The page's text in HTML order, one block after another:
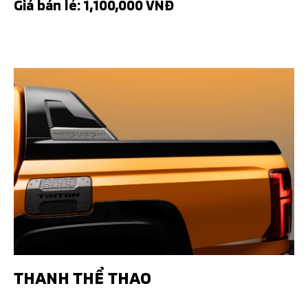
Giá bán lẻ: 1,100,000 VNĐ
THANH THỂ THAO